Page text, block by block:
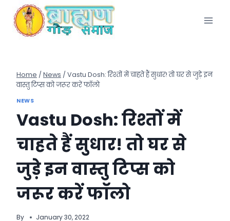
content
Home / News / Vastu Dosh: रिश्तों में चाहते हैं सुधार! तो घर से जुड़े इन
वास्तु टिप्स को जरूर करें फॉलो
NEWS
Vastu Dosh: रिश्तों में
चाहते हैं सुधार! तो घर से
जुड़े इन वास्तु टिप्स को
जरूर करें फॉलो
By January 30, 2022